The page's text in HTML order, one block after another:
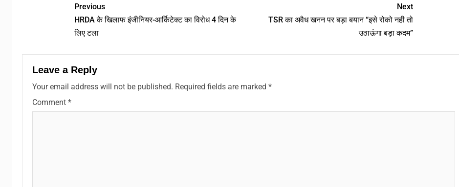
Previous
HRDA के खिलाफ इंजीनियर-आर्किटेक्ट का विरोध 4 दिन के
लिए टला
Next
TSR का अवैध खनन पर बड़ा बयान “इसे रोको नही तो
उठाऊंगा बड़ा कदम”
Leave a Reply
Your email address will not be published. Required fields are marked *
Comment *